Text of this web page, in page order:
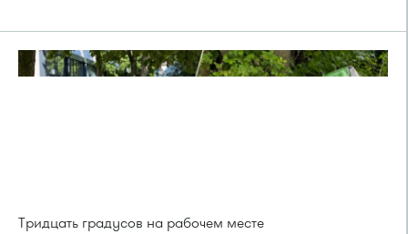
Тридцать градусов на рабочем месте